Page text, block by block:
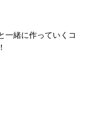
一緒に作っていくコ